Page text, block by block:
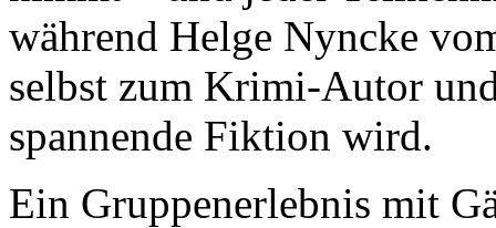
während Helge Nyncke
selbst zum Krimi-Autor
spannende Fiktion wird.
Ein Gruppenerlebnis mit